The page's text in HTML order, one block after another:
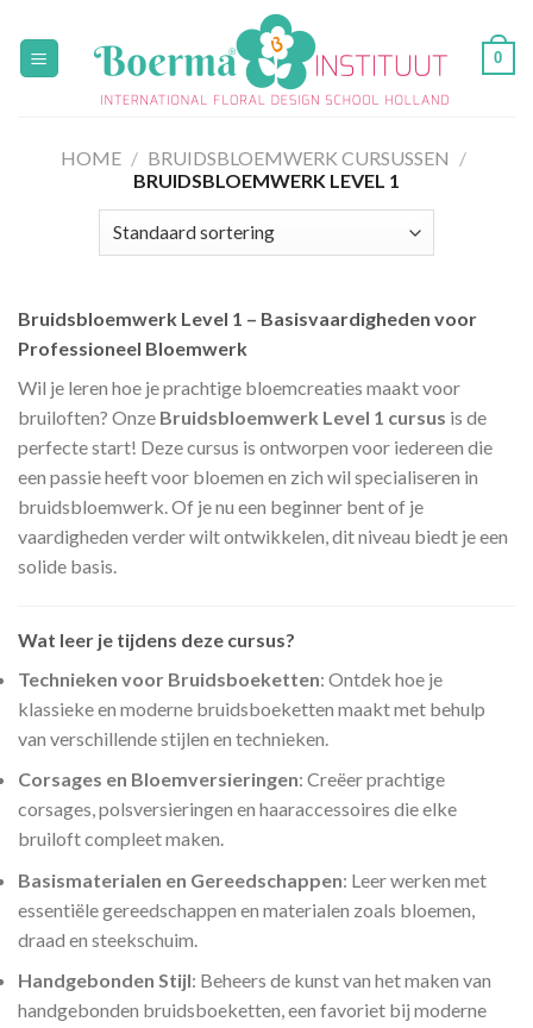
content
0
HOME / BRUIDSBLOEMWERK CURSUSSEN /
BRUIDSBLOEMWERK LEVEL 1
Bruidsbloemwerk Level 1 – Basisvaardigheden voor
Professioneel Bloemwerk
Wil je leren hoe je prachtige bloemcreaties maakt voor
bruiloften? Onze Bruidsbloemwerk Level 1 cursus is de
perfecte start! Deze cursus is ontworpen voor iedereen die
een passie heeft voor bloemen en zich wil specialiseren in
bruidsbloemwerk. Of je nu een beginner bent of je
vaardigheden verder wilt ontwikkelen, dit niveau biedt je een
solide basis.
Wat leer je tijdens deze cursus?
Technieken voor Bruidsboeketten: Ontdek hoe je
klassieke en moderne bruidsboeketten maakt met behulp
van verschillende stijlen en technieken.
Corsages en Bloemversieringen: Creëer prachtige
corsages, polsversieringen en haaraccessoires die elke
bruiloft compleet maken.
Basismaterialen en Gereedschappen: Leer werken met
essentiële gereedschappen en materialen zoals bloemen,
draad en steekschuim.
Handgebonden Stijl: Beheers de kunst van het maken van
handgebonden bruidsboeketten, een favoriet bij moderne